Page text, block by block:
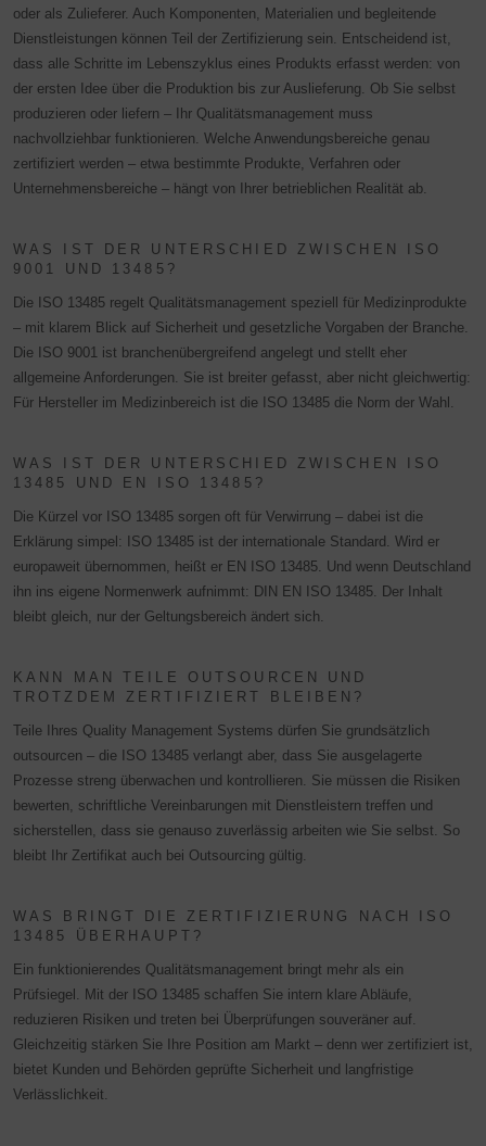
oder als Zulieferer. Auch Komponenten, Materialien und begleitende
Dienstleistungen können Teil der Zertifizierung sein. Entscheidend ist,
dass alle Schritte im Lebenszyklus eines Produkts erfasst werden: von
der ersten Idee über die Produktion bis zur Auslieferung. Ob Sie selbst
produzieren oder liefern – Ihr Qualitätsmanagement muss
nachvollziehbar funktionieren. Welche Anwendungsbereiche genau
zertifiziert werden – etwa bestimmte Produkte, Verfahren oder
Unternehmensbereiche – hängt von Ihrer betrieblichen Realität ab.
WAS IST DER UNTERSCHIED ZWISCHEN ISO
9001 UND 13485?
Die ISO 13485 regelt Qualitätsmanagement speziell für Medizinprodukte
– mit klarem Blick auf Sicherheit und gesetzliche Vorgaben der Branche.
Die ISO 9001 ist branchenübergreifend angelegt und stellt eher
allgemeine Anforderungen. Sie ist breiter gefasst, aber nicht gleichwertig:
Für Hersteller im Medizinbereich ist die ISO 13485 die Norm der Wahl.
WAS IST DER UNTERSCHIED ZWISCHEN ISO
13485 UND EN ISO 13485?
Die Kürzel vor ISO 13485 sorgen oft für Verwirrung – dabei ist die
Erklärung simpel: ISO 13485 ist der internationale Standard. Wird er
europaweit übernommen, heißt er EN ISO 13485. Und wenn Deutschland
ihn ins eigene Normenwerk aufnimmt: DIN EN ISO 13485. Der Inhalt
bleibt gleich, nur der Geltungsbereich ändert sich.
KANN MAN TEILE OUTSOURCEN UND
TROTZDEM ZERTIFIZIERT BLEIBEN?
Teile Ihres Quality Management Systems dürfen Sie grundsätzlich
outsourcen – die ISO 13485 verlangt aber, dass Sie ausgelagerte
Prozesse streng überwachen und kontrollieren. Sie müssen die Risiken
bewerten, schriftliche Vereinbarungen mit Dienstleistern treffen und
sicherstellen, dass sie genauso zuverlässig arbeiten wie Sie selbst. So
bleibt Ihr Zertifikat auch bei Outsourcing gültig.
WAS BRINGT DIE ZERTIFIZIERUNG NACH ISO
13485 ÜBERHAUPT?
Ein funktionierendes Qualitätsmanagement bringt mehr als ein
Prüfsiegel. Mit der ISO 13485 schaffen Sie intern klare Abläufe,
reduzieren Risiken und treten bei Überprüfungen souveräner auf.
Gleichzeitig stärken Sie Ihre Position am Markt – denn wer zertifiziert ist,
bietet Kunden und Behörden geprüfte Sicherheit und langfristige
Verlässlichkeit.